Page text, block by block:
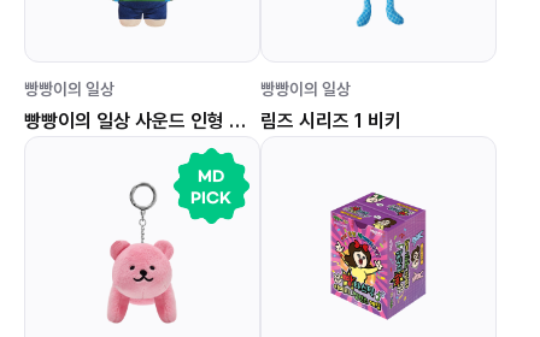
빵빵이의 일상
빵빵이의 일상 사운드 인형 키링 (베이비 빵빵이)
빵빵이의 일상
림즈 시리즈 1 비키
MD
PICK